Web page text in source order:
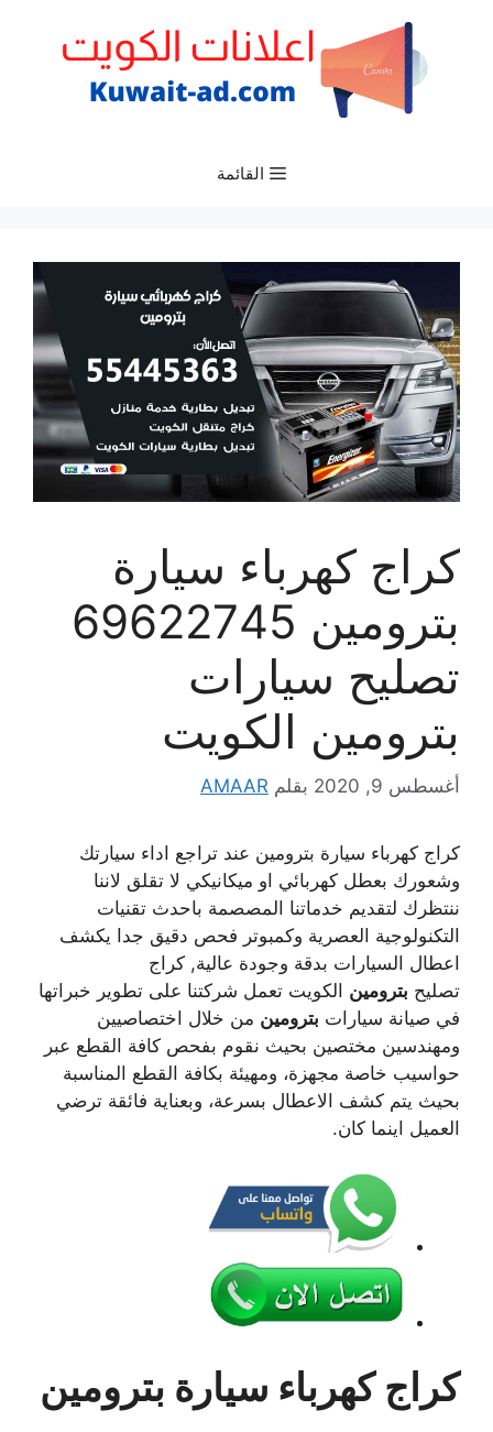
القائمة
كراج كهرباء سيارة
بترومين 69622745
تصليح سيارات
بترومين الكويت
أغسطس 9, 2020 بقلم AMAAR
كراج كهرباء سيارة بترومين عند تراجع اداء سيارتك
وشعورك بعطل كهربائي او ميكانيكي لا تقلق لاننا
ننتظرك لتقديم خدماتنا المصصمة باحدث تقنيات
التكنولوجية العصرية وكمبوتر فحص دقيق جدا يكشف
اعطال السيارات بدقة وجودة عالية, كراج
تصليح بترومين الكويت تعمل شركتنا على تطوير خبراتها
في صيانة سيارات بترومين من خلال اختصاصيين
ومهندسين مختصين بحيث نقوم بفحص كافة القطع عبر
حواسيب خاصة مجهزة، ومهيئة بكافة القطع المناسبة
بحيث يتم كشف الاعطال بسرعة، وبعناية فائقة ترضي
العميل اينما كان.
كراج كهرباء سيارة بترومين